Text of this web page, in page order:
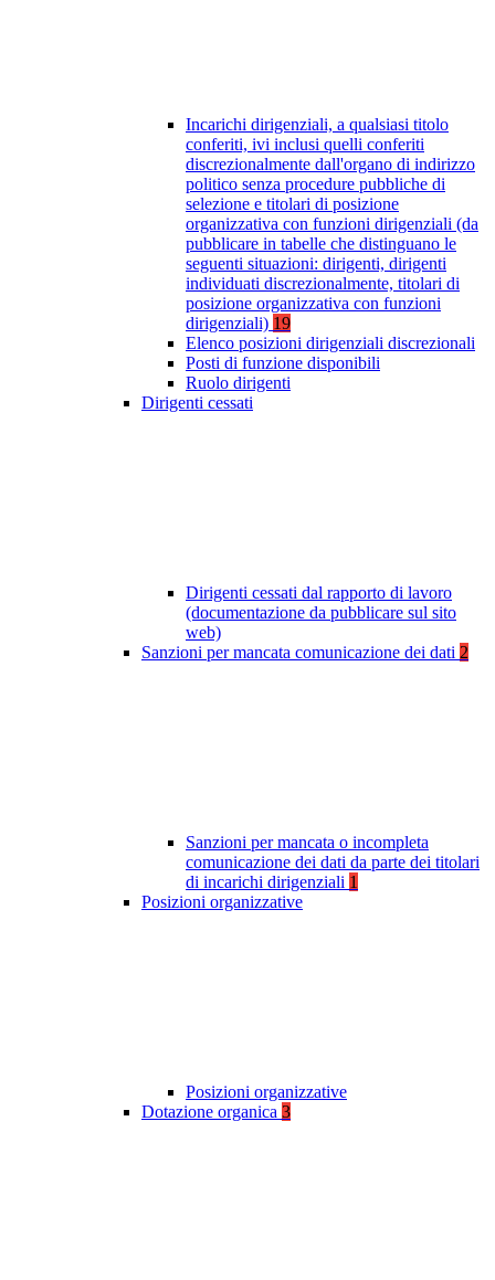
Incarichi dirigenziali, a qualsiasi titolo
conferiti, ivi inclusi quelli conferiti
discrezionalmente dall'organo di indirizzo
politico senza procedure pubbliche di
selezione e titolari di posizione
organizzativa con funzioni dirigenziali (da
pubblicare in tabelle che distinguano le
seguenti situazioni: dirigenti, dirigenti
individuati discrezionalmente, titolari di
posizione organizzativa con funzioni
dirigenziali) 19
Elenco posizioni dirigenziali discrezionali
Posti di funzione disponibili
Ruolo dirigenti
Dirigenti cessati
Dirigenti cessati dal rapporto di lavoro
(documentazione da pubblicare sul sito
web)
Sanzioni per mancata comunicazione dei dati 2
Sanzioni per mancata o incompleta
comunicazione dei dati da parte dei titolari
di incarichi dirigenziali 1
Posizioni organizzative
Posizioni organizzative
Dotazione organica 3